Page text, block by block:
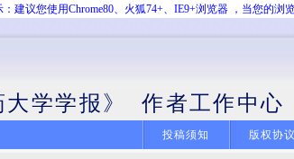
建议您使用Chrome80、火狐74+、IE9+浏览器 ，当您的浏
大学学报》 作者工作中心
投稿须知 版权协议